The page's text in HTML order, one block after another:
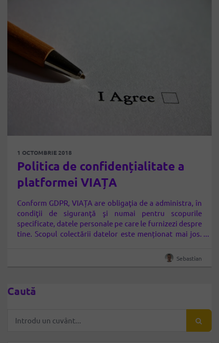
1 OCTOMBRIE 2018
Politica de confidențialitate a
platformei VIAȚA
Conform GDPR, VIAȚA are obligaţia de a administra, în
condiţii de siguranţă şi numai pentru scopurile
specificate, datele personale pe care le furnizezi despre
tine. Scopul colectării datelor este menționat mai jos.
română cu sediul social în Roșu, str. Crinului, nr. 35C,
Sebastian
Caută